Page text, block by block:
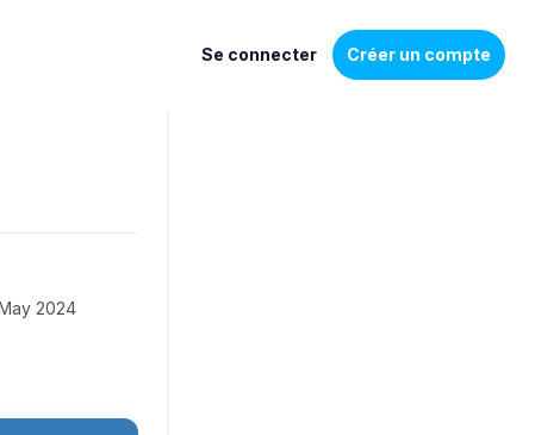
Se connecter Créer un compte
2024